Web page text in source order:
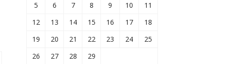
5
6 7 8 9 10
11
12
13 14 15 16 17
18
19
20 21 22 23 24
25
26
27 28 29